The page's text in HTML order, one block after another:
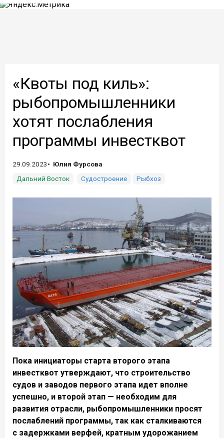
«Квоты под киль»:
рыбопромышленники
хотят послабления
программы инвестквот
29.09.2023
Юлия Фурсова
Дальний Восток
Судостроение Рыбхоз
Пока инициаторы старта второго этапа
инвестквот утверждают, что строительство
судов и заводов первого этапа идет вполне
успешно, и второй этап — необходим для
развития отрасли, рыбопромышленники просят
послаблений программы, так как сталкиваются
с задержками верфей, кратным удорожанием